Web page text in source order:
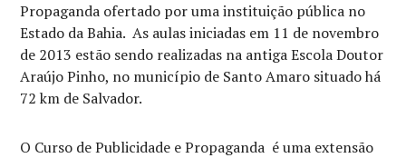
Propaganda ofertado por uma instituição pública no
Estado da Bahia. As aulas iniciadas em 11 de novembro
de 2013 estão sendo realizadas na antiga Escola Doutor
Araújo Pinho, no município de Santo Amaro situado há
72 km de Salvador.
O Curso de Publicidade e Propaganda é uma extensão